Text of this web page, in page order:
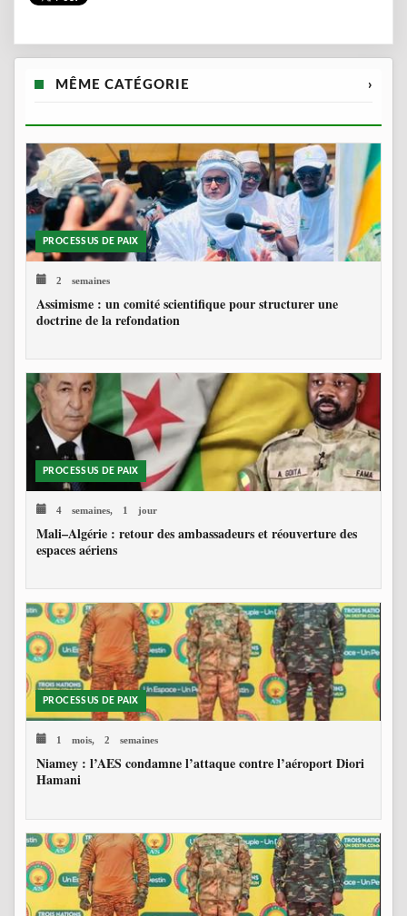
MÊME CATÉGORIE ›
PROCESSUS DE PAIX
2 semaines
Assimisme : un comité scientifique pour structurer une
doctrine de la refondation
PROCESSUS DE PAIX
4 semaines, 1 jour
Mali–Algérie : retour des ambassadeurs et réouverture des
espaces aériens
PROCESSUS DE PAIX
1 mois, 2 semaines
Niamey : l’AES condamne l’attaque contre l’aéroport Diori
Hamani